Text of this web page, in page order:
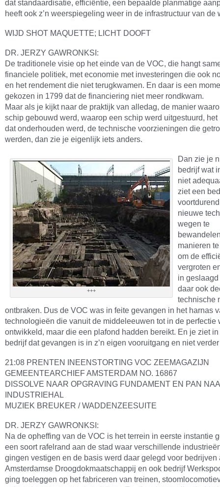
dat standaardisatie, efficiëntie, een bepaalde planmatige
heeft ook z’n weerspiegeling weer in de infrastructuur van de
WIJD SHOT MAQUETTE; LICHT DOOFT
DR. JERZY GAWRONKSI:
De traditionele visie op het einde van de VOC, die hangt
financiele politiek, met economie met investeringen die ook
en het rendement die niet terugkwamen. En daar is een
gekozen in 1799 dat de financiering niet meer rondkwam.
Maar als je kijkt naar de praktijk van alledag, de manier
schip gebouwd werd, waarop een schip werd uitgestuurd, het
dat onderhouden werd, de technische voorzieningen die
werden, dan zie je eigenlijk iets anders.
+++
Dan zie je
bedrijf wat
niet
ziet een
nieuwe
wegen te
manieren
om de
vergroten
in
daar ook
technische
ontbraken. Dus de VOC was in feite gevangen in het harnas
technologieën die vanuit de middeleeuwen tot in de perfectie
ontwikkeld, maar die een plafond hadden bereikt. En je ziet
bedrijf dat gevangen is in z’n eigen vooruitgang en niet
21:08 PRENTEN INEENSTORTING VOC ZEEMAGAZIJN
GEMEENTEARCHIEF AMSTERDAM NO. 16867
DISSOLVE NAAR OPGRAVING FUNDAMENT EN PAN
INDUSTRIEHAL
MUZIEK BREUKER / WADDENZEESUITE
DR. JERZY GAWRONKSI:
Na de opheffing van de VOC is het terrein in eerste instantie
een soort rafelrand aan de stad waar verschillende
gingen vestigen en de basis werd daar gelegd voor bedrijven
Amsterdamse Droogdokmaatschappij en ook bedrijf
ging toeleggen op het fabriceren van treinen,